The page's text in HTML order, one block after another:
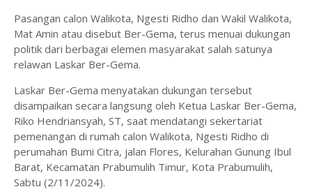
Pasangan calon Walikota, Ngesti Ridho dan Wakil Walikota,
Mat Amin atau disebut Ber-Gema, terus menuai dukungan
politik dari berbagai elemen masyarakat salah satunya
relawan Laskar Ber-Gema.
Laskar Ber-Gema menyatakan dukungan tersebut
disampaikan secara langsung oleh Ketua Laskar Ber-Gema,
Riko Hendriansyah, ST, saat mendatangi sekertariat
pemenangan di rumah calon Walikota, Ngesti Ridho di
perumahan Bumi Citra, jalan Flores, Kelurahan Gunung Ibul
Barat, Kecamatan Prabumulih Timur, Kota Prabumulih,
Sabtu (2/11/2024).